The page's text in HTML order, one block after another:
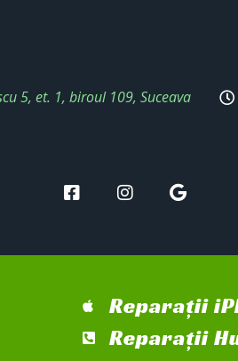
5, et. 1, biroul 109, Suceava
Reparații
Reparații